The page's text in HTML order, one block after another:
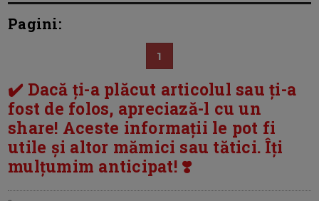
Pagini:
1
✔️ Dacă ți-a plăcut articolul sau ți-a
fost de folos, apreciază-l cu un
share! Aceste informații le pot fi
utile și altor mămici sau tătici. Îți
mulțumim anticipat! ❣️